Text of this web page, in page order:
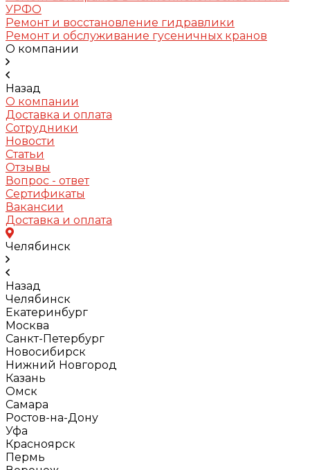
УРФО
Ремонт и восстановление гидравлики
Ремонт и обслуживание гусеничных кранов
О компании
Назад
О компании
Доставка и оплата
Сотрудники
Новости
Статьи
Отзывы
Вопрос - ответ
Сертификаты
Вакансии
Доставка и оплата
Челябинск
Назад
Челябинск
Екатеринбург
Москва
Санкт-Петербург
Новосибирск
Нижний Новгород
Казань
Омск
Самара
Ростов-на-Дону
Уфа
Красноярск
Пермь